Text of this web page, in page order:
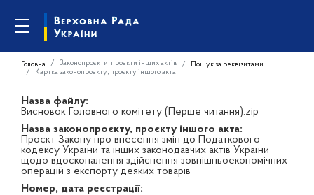
Головна Законопроєкти, проєкти інших актів
Пошук за реквізитами
Картка законопроєкту, проєкту іншого акта
Назва файлу:
Висновок Головного комітету (Перше читання).zip
Назва законопроєкту, проєкту іншого акта:
Проєкт Закону про внесення змін до Податкового
кодексу України та інших законодавчих актів України
щодо вдосконалення здійснення зовнішньоекономічних
операцій з експорту деяких товарів
Номер, дата реєстрації: